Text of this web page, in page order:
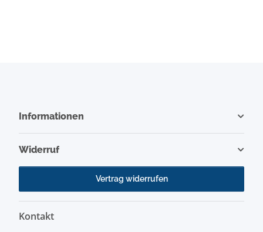
Informationen
Widerruf
Vertrag widerrufen
Kontakt